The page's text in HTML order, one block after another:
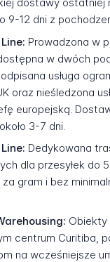
9-12 dni z
Prowadzona w
w dwóch
usługa
oraz nieśledzona
europejską.
3-7 dni.
Dedykowana
dla przesyłek do
gram i bez
centrum Curitiba,
na wcześniejsze